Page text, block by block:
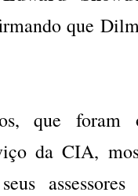
que
que
da CIA,